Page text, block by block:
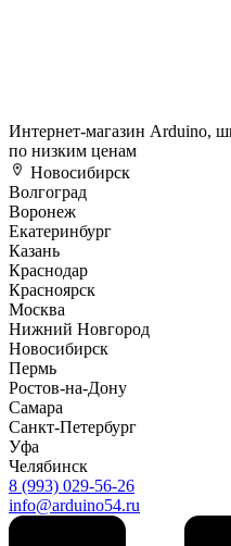
Интернет-магазин Arduino,
по низким ценам
Новосибирск
Волгоград
Воронеж
Екатеринбург
Казань
Краснодар
Красноярск
Москва
Нижний Новгород
Новосибирск
Пермь
Ростов-на-Дону
Самара
Санкт-Петербург
Уфа
Челябинск
8 (993) 029-56-26
info@arduino54.ru